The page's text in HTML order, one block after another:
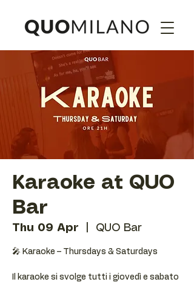
Karaoke at QUO
Bar
Thu 09 Apr QUO Bar
🎤 Karaoke – Thursdays & Saturdays
Il karaoke si svolge tutti i giovedì e sabato